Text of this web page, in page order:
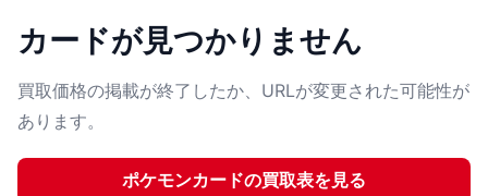
カードが見つかりません
買取価格の掲載が終了したか、URLが変更された可能性が
あります。
ポケモンカードの買取表を見る